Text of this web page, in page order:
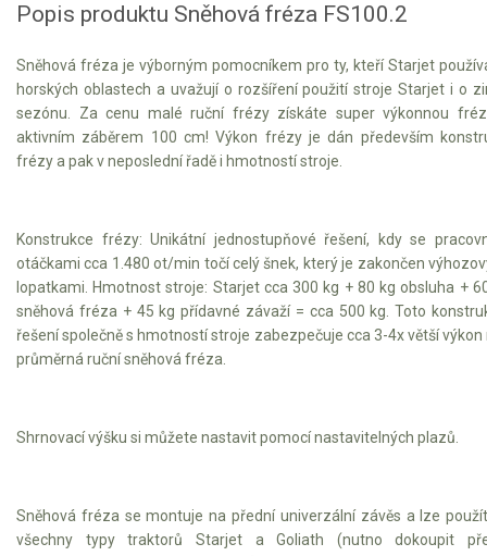
Benzínové pily
Aku pily
Elektrické pily
Vyvětvovací pily
AKU zahradní technika
Aku křovinořezy a vyžínače
Štípačka na dřevo
Popis produktu Sněhová fréza FS100.2
Sněhová fréza je výborným pomocníkem pro ty, kteří Starjet
horských oblastech a uvažují o rozšíření použití stroje Starjet i o
sezónu. Za cenu malé ruční frézy získáte super výkonnou
aktivním záběrem 100 cm! Výkon frézy je dán především
frézy a pak v neposlední řadě i hmotností stroje.
Konstrukce frézy: Unikátní jednostupňové řešení, kdy se
otáčkami cca 1.480 ot/min točí celý šnek, který je zakončen
lopatkami. Hmotnost stroje: Starjet cca 300 kg + 80 kg obsluha +
sněhová fréza + 45 kg přídavné závaží = cca 500 kg. Toto
řešení společně s hmotností stroje zabezpečuje cca 3-4x větší výkon
průměrná ruční sněhová fréza.
Shrnovací výšku si můžete nastavit pomocí nastavitelných plazů.
Sněhová fréza se montuje na přední univerzální závěs a lze
všechny typy traktorů Starjet a Goliath (nutno dokoupit